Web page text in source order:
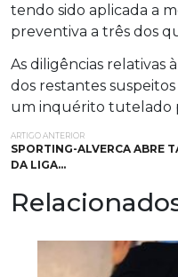
tendo sido aplicada a
preventiva a três dos
As diligências relativas
dos restantes
um inquérito tutelado
ARTIGO ANTERIOR
SPORTING-ALVERCA ABRE
DA LIGA…